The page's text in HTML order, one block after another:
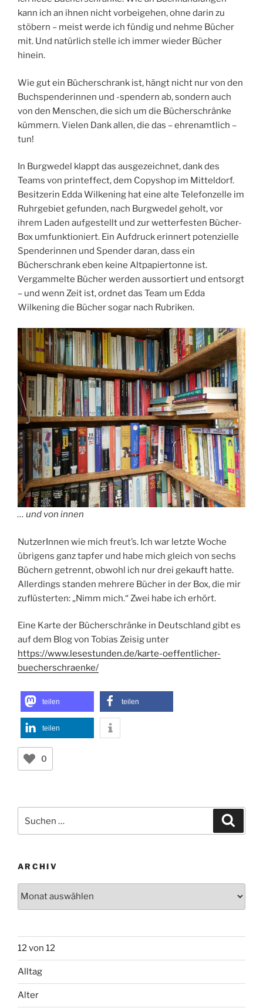
kann ich an ihnen nicht vorbeigehen, ohne darin zu
stöbern – meist werde ich fündig und nehme Bücher
mit. Und natürlich stelle ich immer wieder Bücher
hinein.
Wie gut ein Bücherschrank ist, hängt nicht nur von den
Buchspenderinnen und -spendern ab, sondern auch
von den Menschen, die sich um die Bücherschränke
kümmern. Vielen Dank allen, die das – ehrenamtlich –
tun!
In Burgwedel klappt das ausgezeichnet, dank des
Teams von printeffect, dem Copyshop im Mitteldorf.
Besitzerin Edda Wilkening hat eine alte Telefonzelle im
Ruhrgebiet gefunden, nach Burgwedel geholt, vor
ihrem Laden aufgestellt und zur wetterfesten Bücher-
Box umfunktioniert. Ein Aufdruck erinnert potenzielle
Spenderinnen und Spender daran, dass ein
Bücherschrank eben keine Altpapiertonne ist.
Vergammelte Bücher werden aussortiert und entsorgt
– und wenn Zeit ist, ordnet das Team um Edda
Wilkening die Bücher sogar nach Rubriken.
… und von innen
NutzerInnen wie mich freut’s. Ich war letzte Woche
übrigens ganz tapfer und habe mich gleich von sechs
Büchern getrennt, obwohl ich nur drei gekauft hatte.
Allerdings standen mehrere Bücher in der Box, die mir
zuflüsterten: „Nimm mich.“ Zwei habe ich erhört.
Eine Karte der Bücherschränke in Deutschland gibt es
auf dem Blog von Tobias Zeisig unter
https://www.lesestunden.de/karte-oeffentlicher-
buecherschraenke/
teilen teilen
teilen
0
nach:
ARCHIV
12 von 12
Alltag
Alter